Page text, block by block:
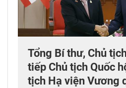
Tổng Bí thư, Chủ
tiếp Chủ tịch Quốc
tịch Hạ viện Vương